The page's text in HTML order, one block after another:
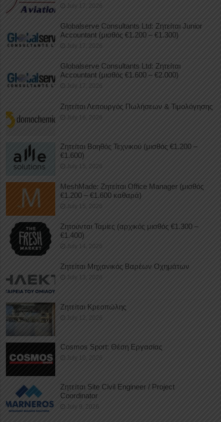
July 17, 2026
Globalserve Consultants Ltd: Ζητείται Junior
Accountant (μισθός €1.200 – €1.300)
July 17, 2026
Globalserve Consultants Ltd: Ζητείται
Accountant (μισθός €1.600 – €2.000)
July 17, 2026
Ζητείται Λειτουργός Πωλήσεων & Τιμολόγησης
July 16, 2026
Ζητείται Βοηθός Τεχνικού (μισθός €1.200 –
€1.600)
July 15, 2026
MeshMade: Ζητείται Office Manager (μισθός
€1.200 – €1.600 καθαρά)
July 15, 2026
Ζητούνται Ταμίες (αρχικός μισθός €1.300 –
€1.400)
July 14, 2026
Ζητείται Μηχανικός Βαρέων Οχημάτων
July 13, 2026
Ζητείται Κρεοπώλης
July 12, 2026
Cosmos Sport: Θέση Εργασίας
July 10, 2026
Ζητείται Site Civil Engineer / Project
Coordinator
July 9, 2026